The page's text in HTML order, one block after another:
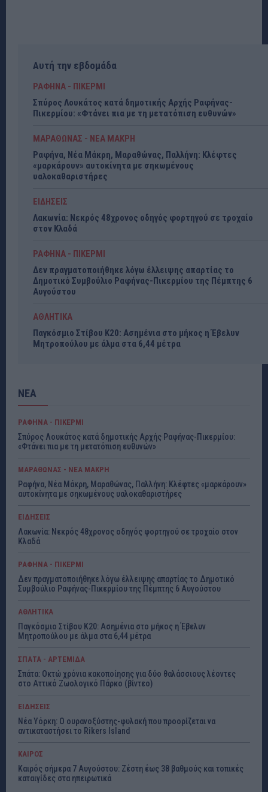
Αυτή την εβδομάδα
ΡΑΦΗΝΑ - ΠΙΚΕΡΜΙ
Σπύρος Λουκάτος κατά δημοτικής Αρχής Ραφήνας-
Πικερμίου: «Φτάνει πια με τη μετατόπιση ευθυνών»
ΜΑΡΑΘΩΝΑΣ - ΝΕΑ ΜΑΚΡΗ
Ραφήνα, Νέα Μάκρη, Μαραθώνας, Παλλήνη: Κλέφτες
«μαρκάρουν» αυτοκίνητα με σηκωμένους
υαλοκαθαριστήρες
ΕΙΔΗΣΕΙΣ
Λακωνία: Νεκρός 48χρονος οδηγός φορτηγού σε τροχαίο
στον Κλαδά
ΡΑΦΗΝΑ - ΠΙΚΕΡΜΙ
Δεν πραγματοποιήθηκε λόγω έλλειψης απαρτίας το
Δημοτικό Συμβούλιο Ραφήνας-Πικερμίου της Πέμπτης 6
Αυγούστου
ΑΘΛΗΤΙΚΑ
Παγκόσμιο Στίβου Κ20: Ασημένια στο μήκος η Έβελυν
Μητροπούλου με άλμα στα 6,44 μέτρα
ΝΕΑ
ΡΑΦΗΝΑ - ΠΙΚΕΡΜΙ
Σπύρος Λουκάτος κατά δημοτικής Αρχής Ραφήνας-Πικερμίου:
«Φτάνει πια με τη μετατόπιση ευθυνών»
ΜΑΡΑΘΩΝΑΣ - ΝΕΑ ΜΑΚΡΗ
Ραφήνα, Νέα Μάκρη, Μαραθώνας, Παλλήνη: Κλέφτες «μαρκάρουν»
αυτοκίνητα με σηκωμένους υαλοκαθαριστήρες
ΕΙΔΗΣΕΙΣ
Λακωνία: Νεκρός 48χρονος οδηγός φορτηγού σε τροχαίο στον
Κλαδά
ΡΑΦΗΝΑ - ΠΙΚΕΡΜΙ
Δεν πραγματοποιήθηκε λόγω έλλειψης απαρτίας το Δημοτικό
Συμβούλιο Ραφήνας-Πικερμίου της Πέμπτης 6 Αυγούστου
ΑΘΛΗΤΙΚΑ
Παγκόσμιο Στίβου Κ20: Ασημένια στο μήκος η Έβελυν
Μητροπούλου με άλμα στα 6,44 μέτρα
ΣΠΑΤΑ - ΑΡΤΕΜΙΔΑ
Σπάτα: Οκτώ χρόνια κακοποίησης για δύο θαλάσσιους λέοντες
στο Αττικό Ζωολογικό Πάρκο (βίντεο)
ΕΙΔΗΣΕΙΣ
Νέα Υόρκη: Ο ουρανοξύστης-φυλακή που προορίζεται να
αντικαταστήσει το Rikers Island
ΚΑΙΡΟΣ
Καιρός σήμερα 7 Αυγούστου: Ζέστη έως 38 βαθμούς και τοπικές
καταιγίδες στα ηπειρωτικά